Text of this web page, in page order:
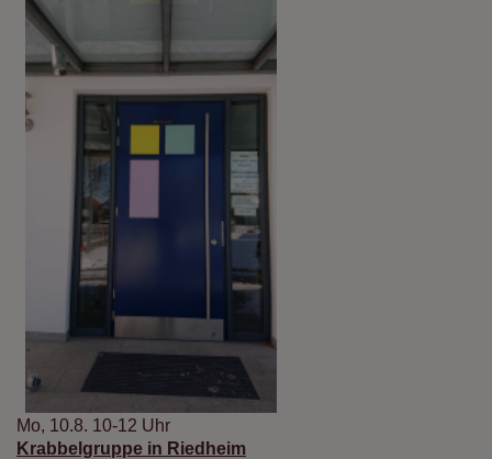
Mo, 10.8. 10-12 Uhr
Krabbelgruppe in Riedheim